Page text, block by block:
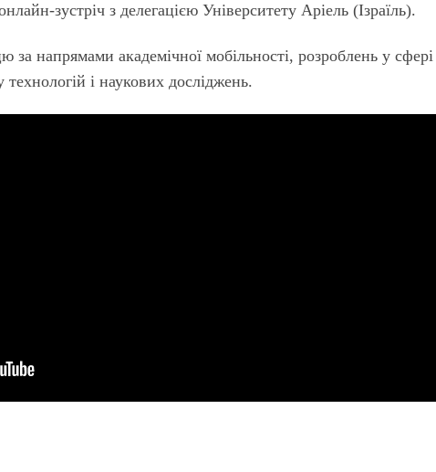
зустріч з делегацією Університету Аріель (Ізраїль).
за напрямами академічної мобільності, розроблень у сфері
і наукових досліджень.